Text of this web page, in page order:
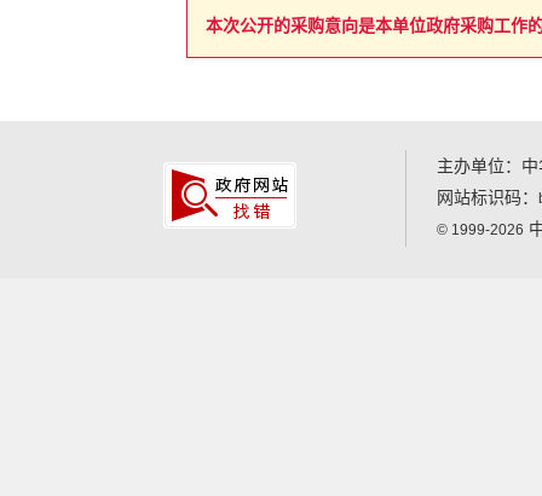
本次公开的采购意向是本单位政府采购工作
主办单位：
网站标识码：
© 1999-2026